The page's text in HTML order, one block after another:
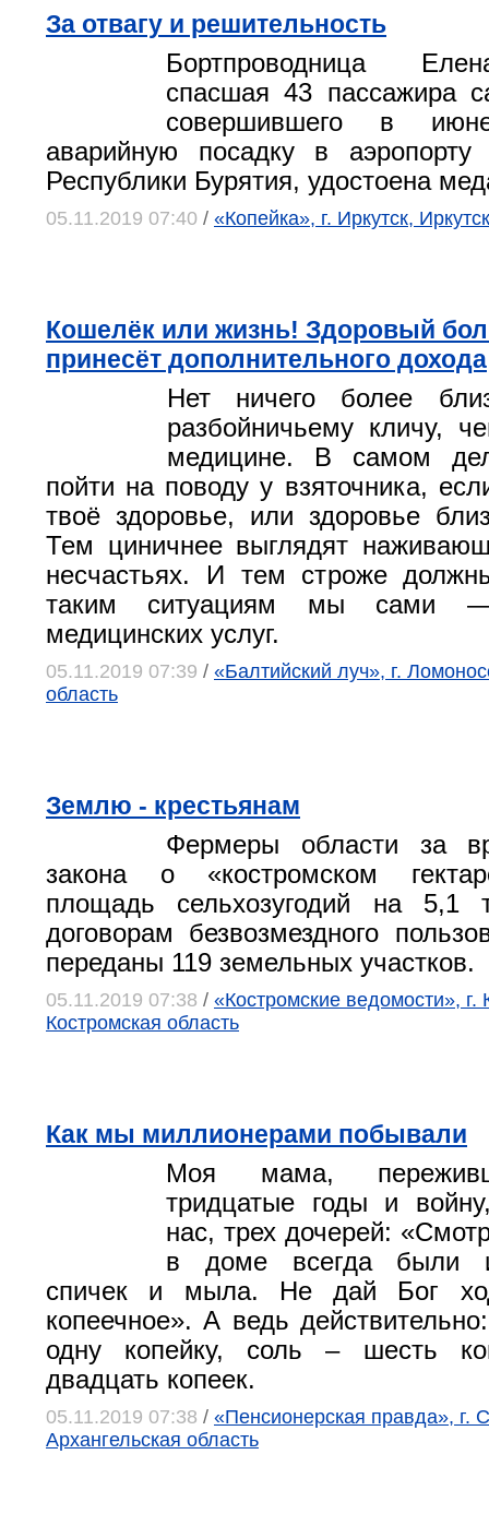
За отвагу и решительность
Бортпроводница
спасшая 43 пассажира
совершившего в
аварийную посадку в аэропорту
Республики Бурятия, удостоена
05.11.2019 07:40 / «Копейка», г. Иркутск,
Кошелёк или жизнь! Здоровый
принесёт дополнительного дохода
Нет ничего более
разбойничьему кличу,
медицине. В самом
пойти на поводу у взяточника,
твоё здоровье, или здоровье
Тем циничнее выглядят
несчастьях. И тем строже
таким ситуациям мы сами —
медицинских услуг.
05.11.2019 07:39 / «Балтийский луч», г.
область
Землю - крестьянам
Фермеры области за
закона о «костромском
площадь сельхозугодий на 5,1
договорам безвозмездного
переданы 119 земельных участков.
05.11.2019 07:38 / «Костромские ведомости», г.
Костромская область
Как мы миллионерами побывали
Моя мама,
тридцатые годы и
нас, трех дочерей:
в доме всегда были
спичек и мыла. Не дай Бог
копеечное». А ведь
одну копейку, соль – шесть
двадцать копеек.
05.11.2019 07:38 / «Пенсионерская правда», г.
Архангельская область